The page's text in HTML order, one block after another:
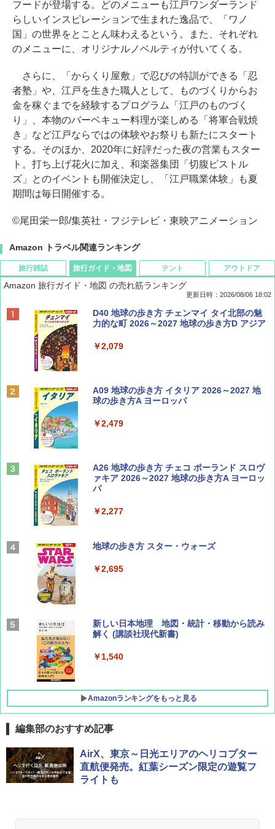
フードが登場する。どのメニューも江戸ワンダーランド
らしいインスピレーションで生まれた逸品で、「ワノ
国」の世界をとことん味わえるという。また、それぞれ
のメニューに、オリジナルノベルティが付いてくる。
さらに、「からくり屋敷」で忍びの特訓ができる「忍
者塾」や、江戸を生きた職人として、ものづくりからお
金を稼ぐまでを経験するプログラム「江戸のものづく
り」、本物のバーベキュー料理が楽しめる「将軍合戦焼
き」など江戸ならではの体験やお祭りも新たにスタート
する。そのほか、2020年に好評だった夜の営業もスター
ト。打ち上げ花火に加え、和楽器集団「切腹ピストル
ズ」とのイベントも開催決定し、「江戸職業体験」も夏
期間は毎日開催する。
©尾田栄一郎/集英社・フジテレビ・東映アニメーション
Amazon トラベル関連ランキング
旅行雑誌
ディズニーファン ２０２６年 ９月号 [雑
誌] (ＤＩＳＮＥＹ ＦＡＮ)
￥713
Coyote No.89 特集 星野道夫 夢見る旅
山と溪谷 2026年8月号「南アルプス大全」
￥1,540
AIRLINE（エアライン）2026年9月号【特
BE-PAL(ビ-パル) 2026年 9 月号【特別付録:
SOTO ミニマル"旅"財布 ランダム2種】
￥1,500
旅行ガイド・地図
Amazon 旅行ガイド・地図 の売れ筋ランキング
更新日時：2026/08/06 18:02
D40 地球の歩き方 チェンマイ タイ北部の魅
力的な町 2026～2027 地球の歩き方D アジア
￥2,079
A09 地球の歩き方 イタリア 2026～2027 地
球の歩き方A ヨーロッパ
￥2,479
A26 地球の歩き方 チェコ ポーランド スロヴ
ァキア 2026～2027 地球の歩き方A ヨーロッ
パ
￥2,277
地球の歩き方 スター・ウォーズ
￥2,695
新しい日本地理 地図・統計・移動から読み
解く (講談社現代新書)
￥1,540
Amazonランキングをもっと見る
テント
[キャンパーズコレクション 山善] ポップアッ
プテント 傘みたいに広げて畳める パッとサ
ッとサンシェード キューブ フルクローズ メ
ッシュ 簡単設置 ワンタッチテント キャンプ
アウトドア
BUNDOK(バンドック)ソロ ドーム 1 EX BDK
-08EX カーキ ソロキャンプ ポリエステル フ
レーム テント
編集部のおすすめ記事
AirX、東京～日光エリアのヘリコプター
直航便発売。紅葉シーズン限定の遊覧フ
ライトも